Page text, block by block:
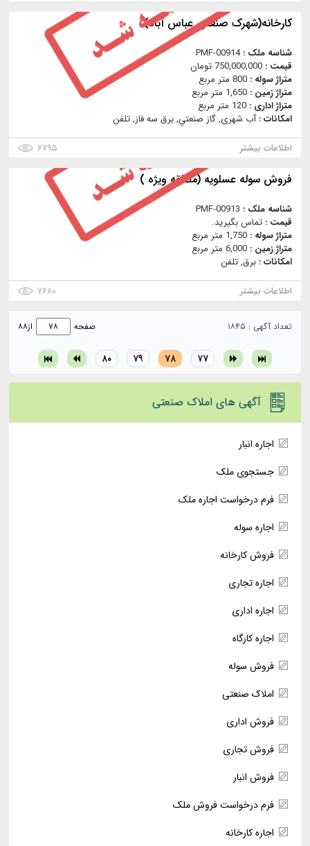
کارخانه(شهرک صنعتی عباس آباد)
شناسه ملک :PMF-00914
قیمت : 750,000,000 تومان
متراژ سوله : 800 متر مربع
متراژ زمین : 1,650 متر مربع
متراژ اداری : 120 متر مربع
امکانات :آب شهری, گاز صنعتي, برق سه فاز, تلفن
اطلاعات بیشتر
۶۷۹۵
فروش سوله عسلویه (منطقه ویژه )
شناسه ملک : PMF-00913
قیمت : تماس بگیرید.
متراژ سوله : 1,750 متر مربع
متراژ زمین : 6,000 متر مربع
امکانات : برق, تلفن
اطلاعات بیشتر
۷۶۸۰
تعداد آگهی : ۱۸۴۵
۷۷ ۷۸ ۷۹ ۸۰
صفحه از۸۸
آگهی های املاک صنعتی
اجاره انبار
جستجوی ملک
فرم درخواست اجاره ملک
اجاره سوله
فروش کارخانه
اجاره تجاری
اجاره اداری
اجاره کارگاه
فروش سوله
املاک صنعتی
فروش اداری
فروش تجاری
فروش انبار
فرم درخواست فروش ملک
اجاره کارخانه